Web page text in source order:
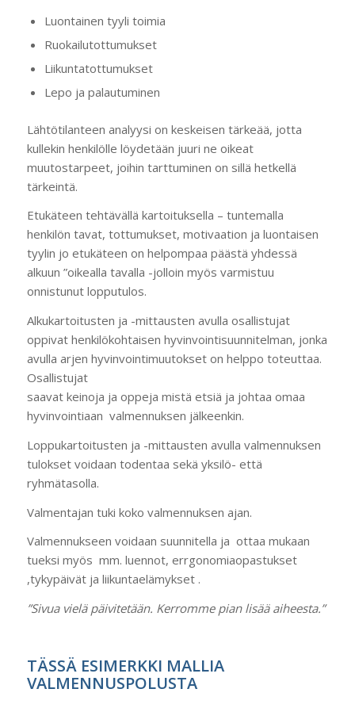
Luontainen tyyli toimia
Ruokailutottumukset
Liikuntatottumukset
Lepo ja palautuminen
Lähtötilanteen analyysi on keskeisen tärkeää, jotta
kullekin henkilölle löydetään juuri ne oikeat
muutostarpeet, joihin tarttuminen on sillä hetkellä
tärkeintä.
Etukäteen tehtävällä kartoituksella – tuntemalla
henkilön tavat, tottumukset, motivaation ja luontaisen
tyylin jo etukäteen on helpompaa päästä yhdessä
alkuun ”oikealla tavalla -jolloin myös varmistuu
onnistunut lopputulos.
Alkukartoitusten ja -mittausten avulla osallistujat
oppivat henkilökohtaisen hyvinvointisuunnitelman, jonka
avulla arjen hyvinvointimuutokset on helppo toteuttaa.
Osallistujat
saavat keinoja ja oppeja mistä etsiä ja johtaa omaa
hyvinvointiaan valmennuksen jälkeenkin.
Loppukartoitusten ja -mittausten avulla valmennuksen
tulokset voidaan todentaa sekä yksilö- että
ryhmätasolla.
Valmentajan tuki koko valmennuksen ajan.
Valmennukseen voidaan suunnitella ja ottaa mukaan
tueksi myös mm. luennot, errgonomiaopastukset
,tykypäivät ja liikuntaelämykset .
”Sivua vielä päivitetään. Kerromme pian lisää aiheesta.”
TÄSSÄ ESIMERKKI MALLIA
VALMENNUSPOLUSTA